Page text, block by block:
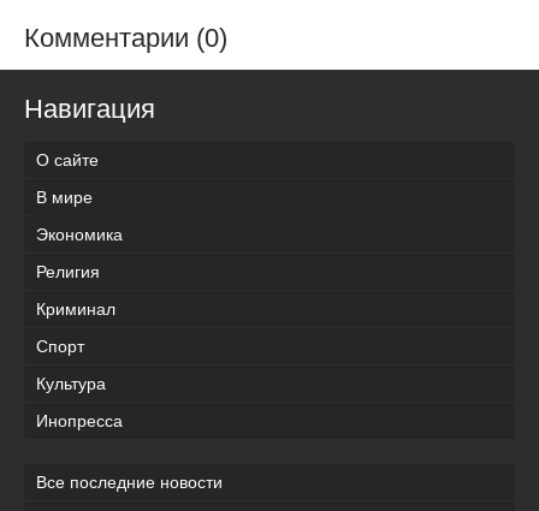
Комментарии (0)
Навигация
О сайте
В мире
Экономика
Религия
Криминал
Спорт
Культура
Инопресса
Все последние новости